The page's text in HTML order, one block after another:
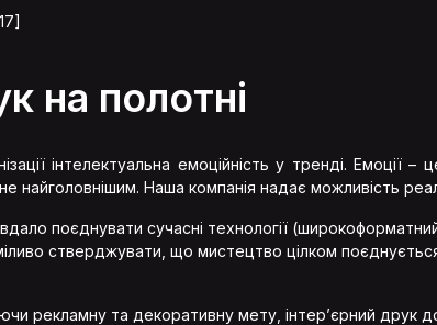
UA
на полотні
інтелектуальна емоційність у тренді.
найголовнішим. Наша компанія надає можливість
поєднувати сучасні технології
стверджувати, що мистецтво цілком
рекламну та декоративну мету, інтер’єрний друк